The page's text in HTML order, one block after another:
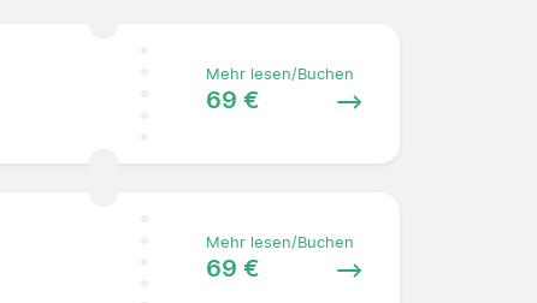
Mehr lesen/Buchen
69 €
Mehr lesen/Buchen
69 €